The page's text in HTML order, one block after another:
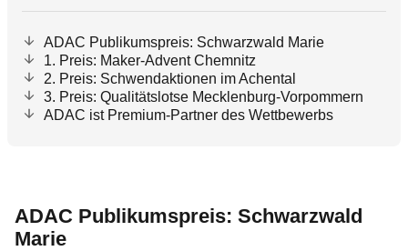
ADAC Publikumspreis: Schwarzwald Marie
1. Preis: Maker-Advent Chemnitz
2. Preis: Schwendaktionen im Achental
3. Preis: Qualitätslotse Mecklenburg-Vorpommern
ADAC ist Premium-Partner des Wettbewerbs
ADAC Publikumspreis: Schwarzwald
Marie